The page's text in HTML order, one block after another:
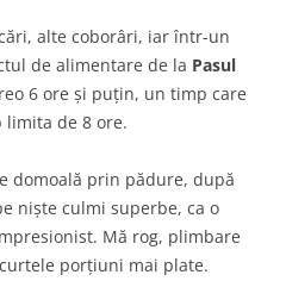
alte coborâri, iar într-un
de alimentare de la Pasul
6 ore și puțin, un timp care
limita de 8 ore.
domoală prin pădure, după
niște culmi superbe, ca o
Mă rog, plimbare
porțiuni mai plate.